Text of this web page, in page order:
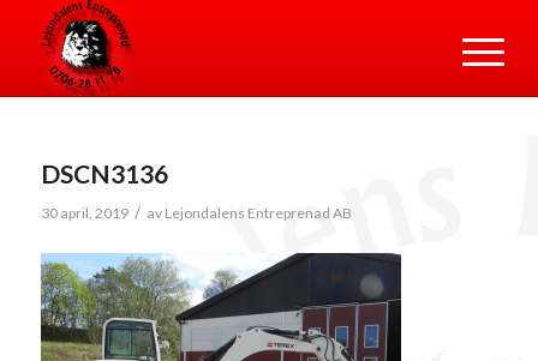
DSCN3136
30 april, 2019 / av Lejondalens Entreprenad AB